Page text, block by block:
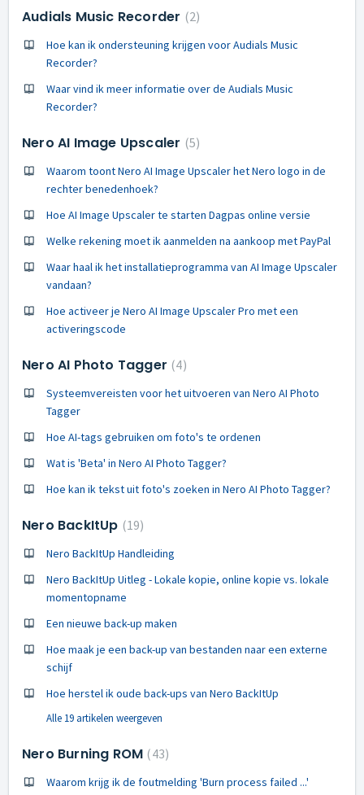
Audials Music Recorder 2
Hoe kan ik ondersteuning krijgen voor Audials Music
Recorder?
Waar vind ik meer informatie over de Audials Music
Recorder?
Nero AI Image Upscaler 5
Waarom toont Nero AI Image Upscaler het Nero logo in de
rechter benedenhoek?
Hoe AI Image Upscaler te starten Dagpas online versie
Welke rekening moet ik aanmelden na aankoop met PayPal
Waar haal ik het installatieprogramma van AI Image Upscaler
vandaan?
Hoe activeer je Nero AI Image Upscaler Pro met een
activeringscode
Nero AI Photo Tagger 4
Systeemvereisten voor het uitvoeren van Nero AI Photo
Tagger
Hoe AI-tags gebruiken om foto's te ordenen
Wat is 'Beta' in Nero AI Photo Tagger?
Hoe kan ik tekst uit foto's zoeken in Nero AI Photo Tagger?
Nero BackItUp 19
Nero BackItUp Handleiding
Nero BackItUp Uitleg - Lokale kopie, online kopie vs. lokale
momentopname
Een nieuwe back-up maken
Hoe maak je een back-up van bestanden naar een externe
schijf
Hoe herstel ik oude back-ups van Nero BackItUp
Alle 19 artikelen weergeven
Nero Burning ROM 43
Waarom krijg ik de foutmelding 'Burn process failed ...'